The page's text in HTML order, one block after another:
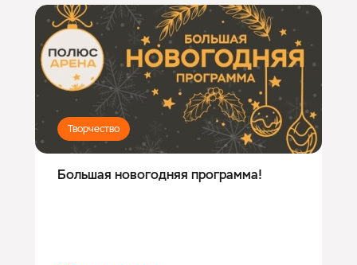
Творчество
Большая новогодняя программа!